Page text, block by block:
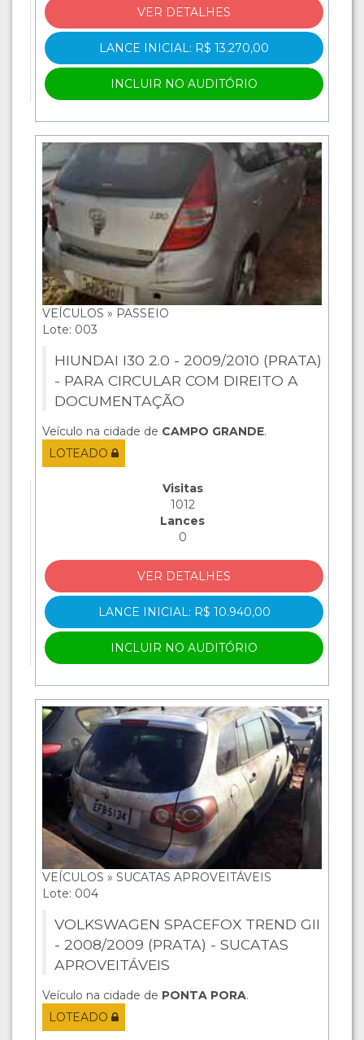
VER DETALHES
LANCE INICIAL: R$ 13.270,00
INCLUIR NO AUDITÓRIO
VEÍCULOS » PASSEIO
Lote: 003
HIUNDAI I30 2.0 - 2009/2010 (PRATA)
- PARA CIRCULAR COM DIREITO A
DOCUMENTAÇÃO
Veículo na cidade de CAMPO GRANDE.
LOTEADO
Visitas
1012
Lances
0
VER DETALHES
LANCE INICIAL: R$ 10.940,00
INCLUIR NO AUDITÓRIO
VEÍCULOS » SUCATAS APROVEITÁVEIS
Lote: 004
VOLKSWAGEN SPACEFOX TREND GII
- 2008/2009 (PRATA) - SUCATAS
APROVEITÁVEIS
Veículo na cidade de PONTA PORA.
LOTEADO